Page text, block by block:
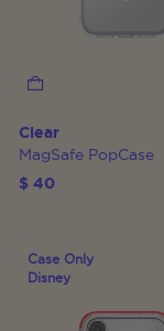
Clear
MagSafe PopCase
$ 40
Case Only
Disney